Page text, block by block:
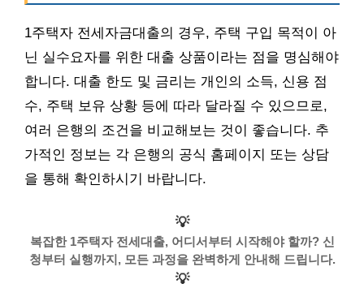
1주택자 전세자금대출의 경우, 주택 구입 목적이 아
닌 실수요자를 위한 대출 상품이라는 점을 명심해야
합니다. 대출 한도 및 금리는 개인의 소득, 신용 점
수, 주택 보유 상황 등에 따라 달라질 수 있으므로,
여러 은행의 조건을 비교해보는 것이 좋습니다. 추
가적인 정보는 각 은행의 공식 홈페이지 또는 상담
을 통해 확인하시기 바랍니다.
💡
복잡한 1주택자 전세대출, 어디서부터 시작해야 할까? 신
청부터 실행까지, 모든 과정을 완벽하게 안내해 드립니다.
💡